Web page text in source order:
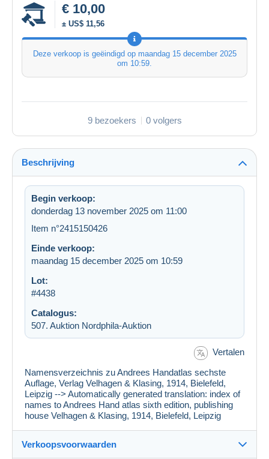
€ 10,00
± US$ 11,56
Deze verkoop is geëindigd op maandag 15 december 2025
om 10:59.
9 bezoekers 0 volgers
Beschrijving
Begin verkoop:
donderdag 13 november 2025 om 11:00
Item n°2415150426
Einde verkoop:
maandag 15 december 2025 om 10:59
Lot:
#4438
Catalogus:
507. Auktion Nordphila-Auktion
Vertalen
Namensverzeichnis zu Andrees Handatlas sechste
Auflage, Verlag Velhagen & Klasing, 1914, Bielefeld,
Leipzig --> Automatically generated translation: index of
names to Andrees Hand atlas sixth edition, publishing
house Velhagen & Klasing, 1914, Bielefeld, Leipzig
Verkoopsvoorwaarden